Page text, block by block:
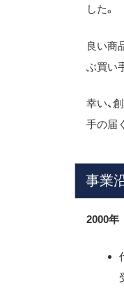
した。
良い商
ぶ買い
幸い、
手の届
事業
2000年